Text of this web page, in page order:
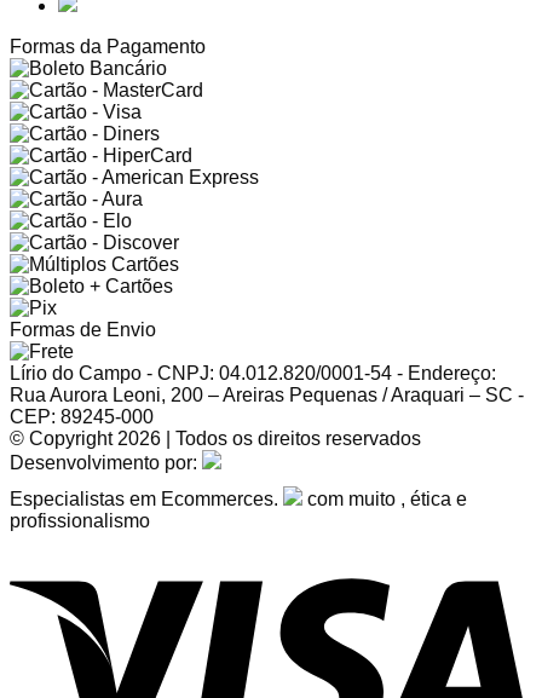
Formas da Pagamento
Formas de Envio
Lírio do Campo - CNPJ: 04.012.820/0001-54 - Endereço:
Rua Aurora Leoni, 200 – Areiras Pequenas / Araquari – SC -
CEP: 89245-000
© Copyright 2026 | Todos os direitos reservados
Desenvolvimento por:
Especialistas em Ecommerces.
com muito , ética e
profissionalismo